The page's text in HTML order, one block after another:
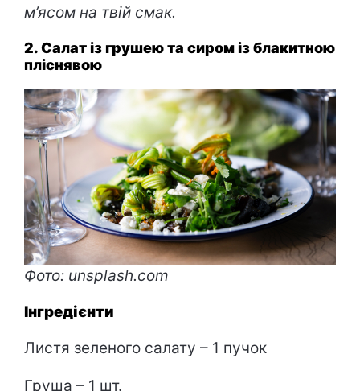
м’ясом на твій смак.
2. Салат із грушею та сиром із блакитною
пліснявою
Фото: unsplash.com
Інгредієнти
Листя зеленого салату – 1 пучок
Груша – 1 шт.